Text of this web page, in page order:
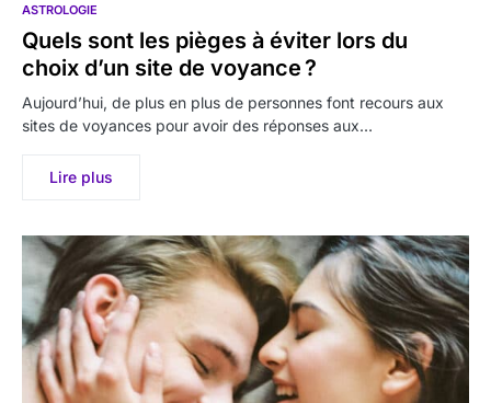
ASTROLOGIE
Quels sont les pièges à éviter lors du
choix d’un site de voyance ?
Aujourd’hui, de plus en plus de personnes font recours aux
sites de voyances pour avoir des réponses aux…
Lire plus